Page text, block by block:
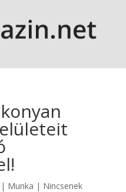
| Munka | Nincsenek